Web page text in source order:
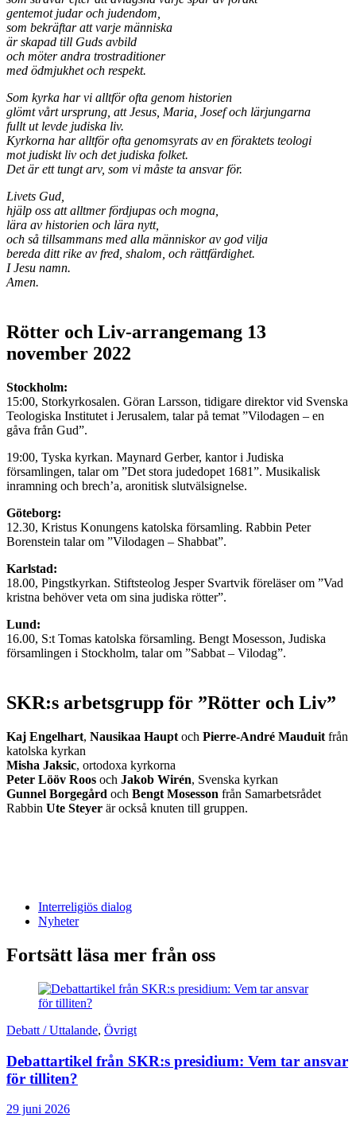
gentemot judar och judendom,
som bekräftar att varje människa
är skapad till Guds avbild
och möter andra trostraditioner
med ödmjukhet och respekt.
Som kyrka har vi alltför ofta genom historien
glömt vårt ursprung, att Jesus, Maria, Josef och lärjungarna
fullt ut levde judiska liv.
Kyrkorna har alltför ofta genomsyrats av en föraktets teologi
mot judiskt liv och det judiska folket.
Det är ett tungt arv, som vi måste ta ansvar för.
Livets Gud,
hjälp oss att alltmer fördjupas och mogna,
lära av historien och lära nytt,
och så tillsammans med alla människor av god vilja
bereda ditt rike av fred, shalom, och rättfärdighet.
I Jesu namn.
Amen.
Rötter och Liv-arrangemang 13
november 2022
Stockholm:
15:00, Storkyrkosalen. Göran Larsson, tidigare direktor vid Svenska
Teologiska Institutet i Jerusalem, talar på temat ”Vilodagen – en
gåva från Gud”.
19:00, Tyska kyrkan. Maynard Gerber, kantor i Judiska
församlingen, talar om ”Det stora judedopet 1681”. Musikalisk
inramning och brech’a, aronitisk slutvälsignelse.
Göteborg:
12.30, Kristus Konungens katolska församling. Rabbin Peter
Borenstein talar om ”Vilodagen – Shabbat”.
Karlstad:
18.00, Pingstkyrkan. Stiftsteolog Jesper Svartvik föreläser om ”Vad
kristna behöver veta om sina judiska rötter”.
Lund:
16.00, S:t Tomas katolska församling. Bengt Mosesson, Judiska
församlingen i Stockholm, talar om ”Sabbat – Vilodag”.
SKR:s arbetsgrupp för ”Rötter och Liv”
Kaj Engelhart, Nausikaa Haupt och Pierre-André Mauduit från
katolska kyrkan
Misha Jaksic, ortodoxa kyrkorna
Peter Lööv Roos och Jakob Wirén, Svenska kyrkan
Gunnel Borgegård och Bengt Mosesson från Samarbetsrådet
Rabbin Ute Steyer är också knuten till gruppen.
Interreligiös dialog
Nyheter
Fortsätt läsa mer från oss
Debatt / Uttalande, Övrigt
Debattartikel från SKR:s presidium: Vem tar ansvar
för tilliten?
29 juni 2026